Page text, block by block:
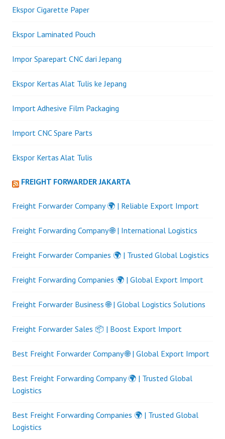
Ekspor Cigarette Paper
Ekspor Laminated Pouch
Impor Sparepart CNC dari Jepang
Ekspor Kertas Alat Tulis ke Jepang
Import Adhesive Film Packaging
Import CNC Spare Parts
Ekspor Kertas Alat Tulis
FREIGHT FORWARDER JAKARTA
Freight Forwarder Company 🌍 | Reliable Export Import
Freight Forwarding Company 🌐 | International Logistics
Freight Forwarder Companies 🌍 | Trusted Global Logistics
Freight Forwarding Companies 🌍 | Global Export Import
Freight Forwarder Business 🌐 | Global Logistics Solutions
Freight Forwarder Sales 📦 | Boost Export Import
Best Freight Forwarder Company 🌐 | Global Export Import
Best Freight Forwarding Company 🌍 | Trusted Global
Logistics
Best Freight Forwarding Companies 🌍 | Trusted Global
Logistics